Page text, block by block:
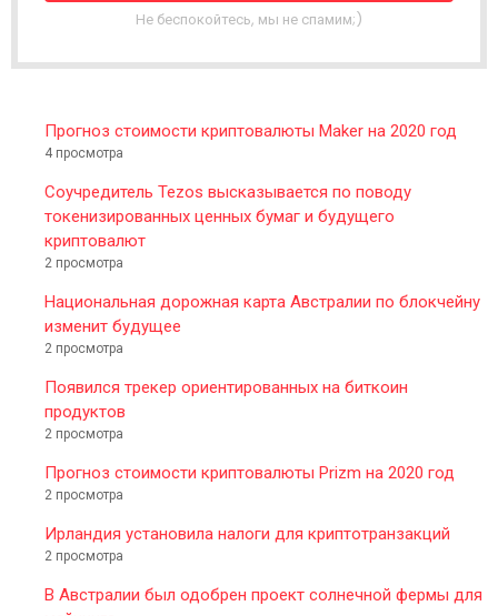
R
Не беспокойтесь, мы не спамим;)
Прогноз стоимости криптовалюты Maker на 2020 год
4 просмотра
Соучредитель Tezos высказывается по поводу
токенизированных ценных бумаг и будущего
криптовалют
2 просмотра
Национальная дорожная карта Австралии по блокчейну
изменит будущее
2 просмотра
Появился трекер ориентированных на биткоин
продуктов
2 просмотра
Прогноз стоимости криптовалюты Prizm на 2020 год
2 просмотра
Ирландия установила налоги для криптотранзакций
2 просмотра
В Австралии был одобрен проект солнечной фермы для